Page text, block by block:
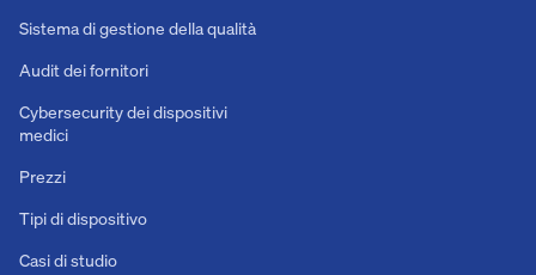
Sistema di gestione della qualità
Audit dei fornitori
Cybersecurity dei dispositivi
medici
Prezzi
Tipi di dispositivo
Casi di studio